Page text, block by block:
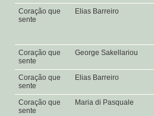
Coração que
sente
Elias Barreiro
Coração que
sente
George Sakellariou
Coração que
sente
Elias Barreiro
Coração que
sente
Maria di Pasquale